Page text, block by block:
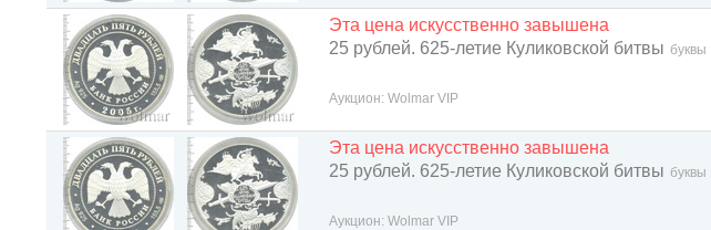
Эта цена искусственно завышена
25 рублей. 625-летие Куликовской битвы буквы
Аукцион: Wolmar VIP
Эта цена искусственно завышена
25 рублей. 625-летие Куликовской битвы буквы
Аукцион: Wolmar VIP